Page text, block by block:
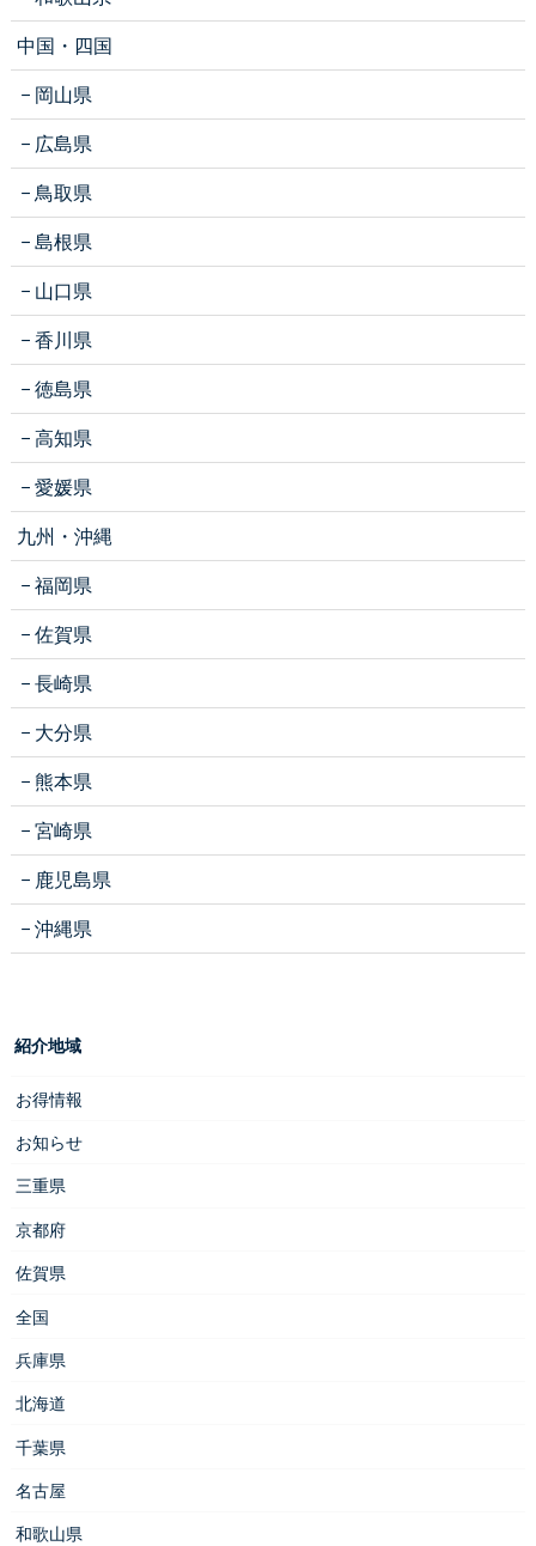
中国・四国
岡山県
広島県
鳥取県
島根県
山口県
香川県
徳島県
高知県
愛媛県
九州・沖縄
福岡県
佐賀県
長崎県
大分県
熊本県
宮崎県
鹿児島県
沖縄県
紹介地域
お得情報
お知らせ
三重県
京都府
佐賀県
全国
兵庫県
北海道
千葉県
名古屋
和歌山県